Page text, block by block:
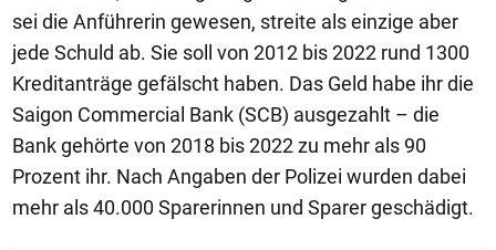
sei die Anführerin gewesen, streite als einzige aber
jede Schuld ab. Sie soll von 2012 bis 2022 rund 1300
Kreditanträge gefälscht haben. Das Geld habe ihr die
Saigon Commercial Bank (SCB) ausgezahlt – die
Bank gehörte von 2018 bis 2022 zu mehr als 90
Prozent ihr. Nach Angaben der Polizei wurden dabei
mehr als 40.000 Sparerinnen und Sparer geschädigt.